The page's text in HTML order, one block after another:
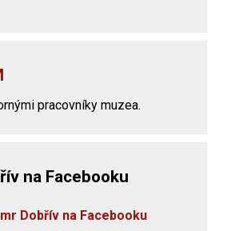
pracovníky muzea.
na Facebooku
Dobřív na Facebooku